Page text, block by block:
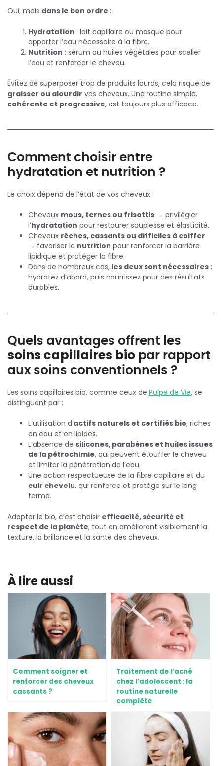
Oui, mais dans le bon ordre :
Hydratation : lait capillaire ou masque pour
apporter l’eau nécessaire à la fibre.
Nutrition : sérum ou huiles végétales pour sceller
l’eau et renforcer le cheveu.
Évitez de superposer trop de produits lourds, cela risque de
graisser ou alourdir vos cheveux. Une routine simple,
cohérente et progressive, est toujours plus efficace.
Comment choisir entre
hydratation et nutrition ?
Le choix dépend de l’état de vos cheveux :
Cheveux mous, ternes ou frisottis → privilégier
l’hydratation pour restaurer souplesse et élasticité.
Cheveux rêches, cassants ou difficiles à coiffer
→ favoriser la nutrition pour renforcer la barrière
lipidique et protéger la fibre.
Dans de nombreux cas, les deux sont nécessaires :
hydratez d’abord, puis nourrissez pour des résultats
durables.
Quels avantages offrent les
soins capillaires bio par rapport
aux soins conventionnels ?
Les soins capillaires bio, comme ceux de Pulpe de Vie, se
distinguent par :
L’utilisation d’actifs naturels et certifiés bio, riches
en eau et en lipides.
L’absence de silicones, parabènes et huiles issues
de la pétrochimie, qui peuvent étouffer le cheveu
et limiter la pénétration de l’eau.
Une action respectueuse de la fibre capillaire et du
cuir chevelu, qui renforce et protège sur le long
terme.
Adopter le bio, c’est choisir efficacité, sécurité et
respect de la planète, tout en améliorant visiblement la
texture, la brillance et la santé des cheveux.
À lire aussi
Comment soigner et
renforcer des cheveux
cassants ?
Traitement de l’acné
chez l’adolescent : la
routine naturelle
complète